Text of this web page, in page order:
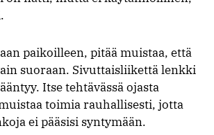
paikoilleen, pitää muistaa, että
suoraan. Sivuttaisliikettä lenkki
Itse tehtävässä ojasta
toimia rauhallisesti, jotta
ei pääsisi syntymään.